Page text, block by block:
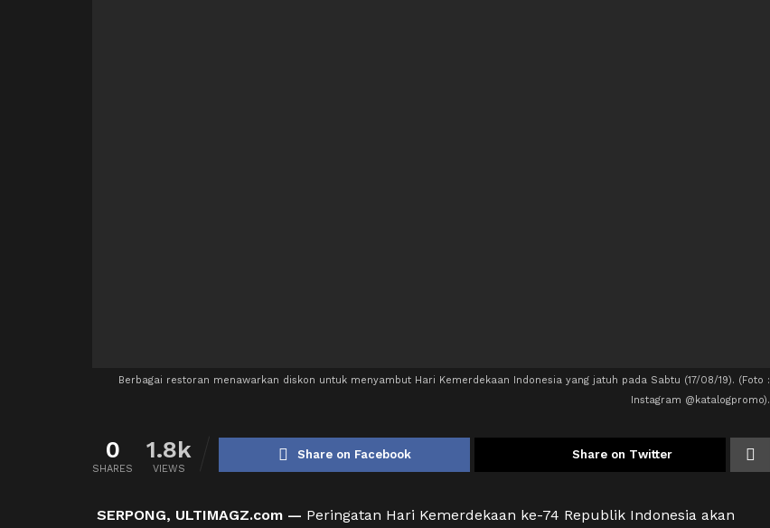
Berbagai restoran menawarkan diskon untuk menyambut Hari Kemerdekaan Indonesia yang jatuh pada Sabtu (17/08/19). (Foto :
Instagram @katalogpromo).
0
SHARES
1.8k
VIEWS
Share on Facebook Share on Twitter
SERPONG, ULTIMAGZ.com — Peringatan Hari Kemerdekaan ke-74 Republik Indonesia akan